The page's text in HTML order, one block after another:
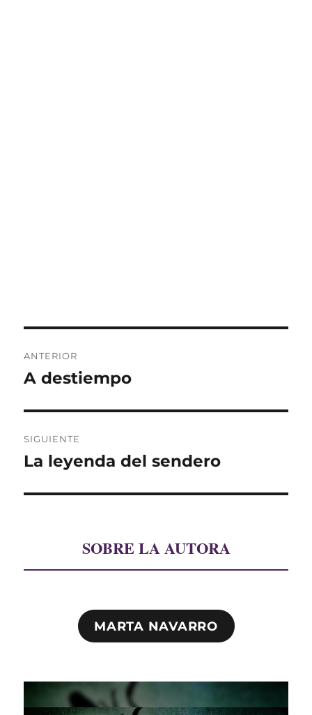
de
ANTERIOR
Entrada
A destiempo
SIGUIENTE
Entrada
La leyenda del sendero
SOBRE LA AUTORA
MARTA NAVARRO